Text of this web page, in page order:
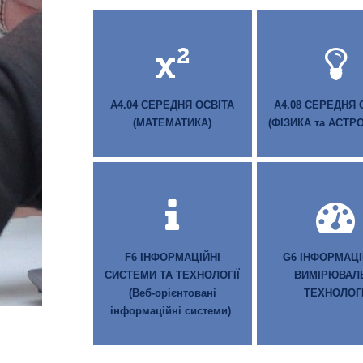
A4.04 СЕРЕДНЯ ОСВІТА
(МАТЕМАТИКА)
A4.08 СЕРЕДНЯ
(ФІЗИКА та
F6 ІНФОРМАЦІЙНІ
СИСТЕМИ ТА ТЕХНОЛОГІЇ
(Веб-орієнтовані
інформаційні системи)
G6
ТЕХНОЛОГІЇ